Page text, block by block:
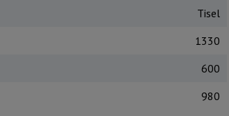
Tisel
1330
600
980